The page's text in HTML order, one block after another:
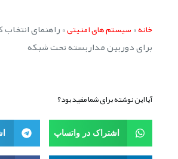
خانه»سیستم های امنیتی»
برای دوربین مداربسته تحت شبکه
آیا این نوشته برای شما مفید بود؟
اشتراک در واتساپ